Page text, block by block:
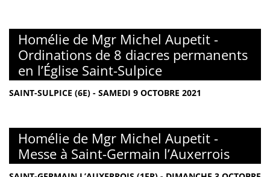
Homélie de Mgr Michel Aupetit -
Ordinations de 8 diacres permanents
en l’Église Saint-Sulpice
SAINT-SULPICE (6E) - SAMEDI 9 OCTOBRE 2021
Homélie de Mgr Michel Aupetit -
Messe à Saint-Germain l’Auxerrois